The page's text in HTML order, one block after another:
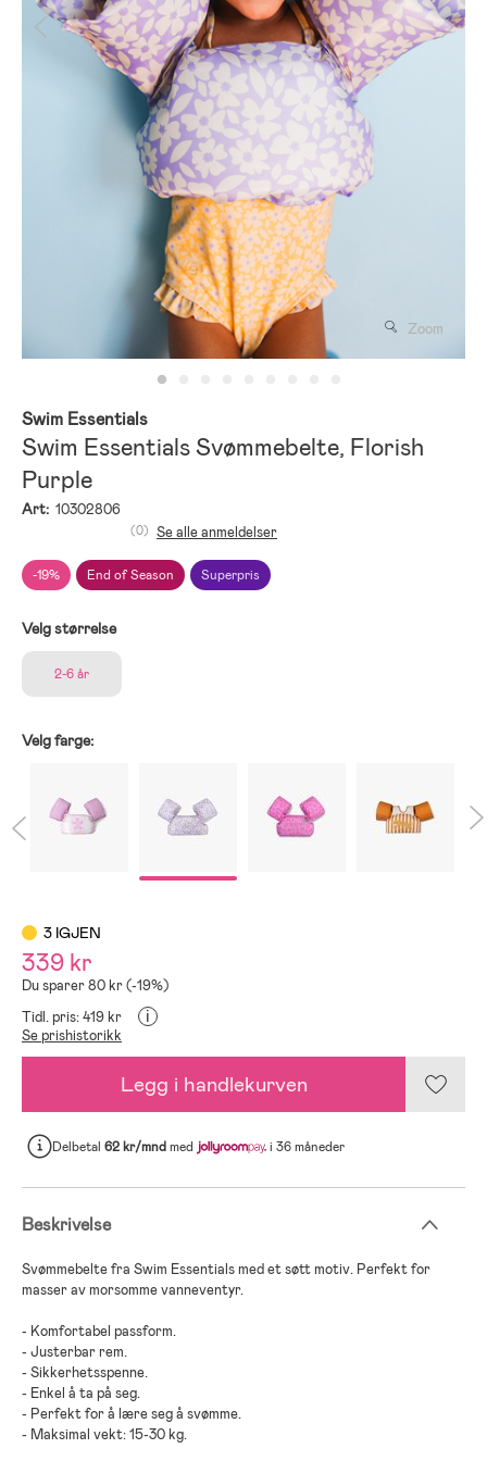
Zoom
Swim Essentials
Swim Essentials Svømmebelte, Florish
Purple
Art: 10302806
-19% End of Season Superpris
(0) Se alle anmeldelser
Velg størrelse
2-6 år
Velg farge:
3 IGJEN
339 kr
Du sparer 80 kr (-19%)
Tidl. pris: 419 kr
i
Se prishistorikk
Legg i handlekurven
Delbetal 62 kr/mndmed i 36 måneder
Beskrivelse
Svømmebelte fra Swim Essentials med et søtt motiv. Perfekt for
masser av morsomme vanneventyr.
- Komfortabel passform.
- Justerbar rem.
- Sikkerhetsspenne.
- Enkel å ta på seg.
- Perfekt for å lære seg å svømme.
- Maksimal vekt: 15-30 kg.